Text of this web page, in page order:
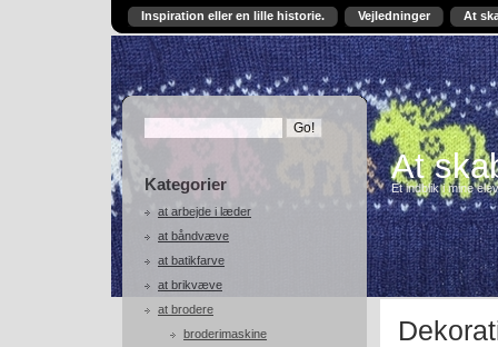
Inspiration eller en lille historie. Vejledninger At
Kategorier
at arbejde i læder
at båndvæve
at batikfarve
at brikvæve
at brodere
broderimaskine
At
Et indblik i mine